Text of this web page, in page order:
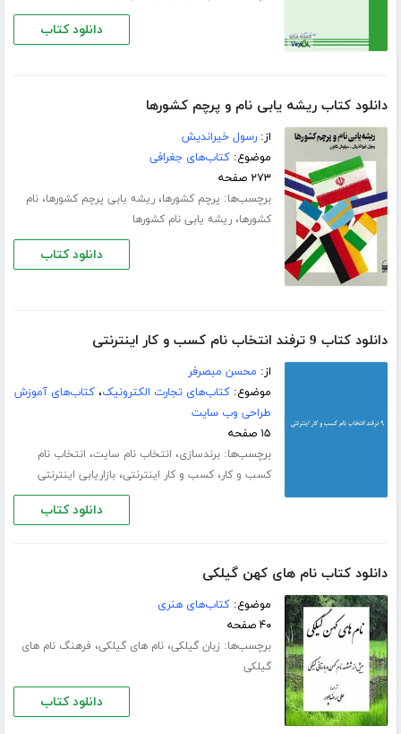
دانلود کتاب
دانلود کتاب ریشه یابی نام و پرچم کشورها
از:رسول خیراندیش
موضوع:کتاب‌های جغرافی
۲۷۳ صفحه
برچسب‌ها: پرچم کشورها،ریشه یابی پرچم کشورها،نام
کشورها،ریشه یابی نام کشورها
دانلود کتاب
دانلود کتاب 9 ترفند انتخاب نام کسب و کار اینترنتی
از: محسن مبصرفر
موضوع:کتاب‌های تجارت الکترونیک،کتاب‌های آموزش
طراحی وب سایت
۱۵ صفحه
برچسب‌ها:برندسازی، انتخاب نام سایت، انتخاب نام
کسب و کار،کسب و کار اینترنتی،بازاریابی اینترنتی
دانلود کتاب
دانلود کتاب نام های کهن گیلکی
موضوع:کتاب‌های هنری
۴۰ صفحه
برچسب‌ها: زبان گیلکی،نام های گیلکی، فرهنگ نام های
گیلکی
دانلود کتاب